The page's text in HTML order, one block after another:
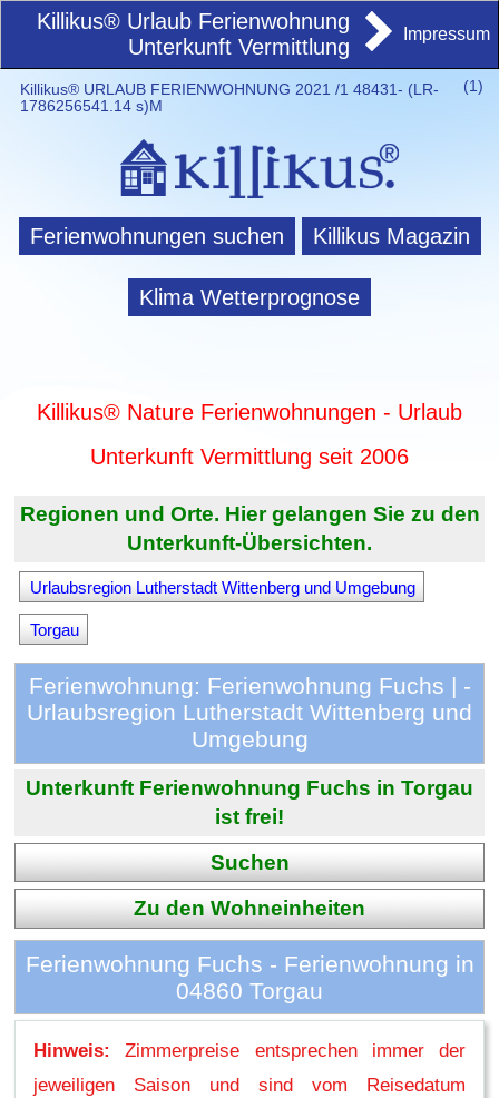
Killikus® Urlaub Ferienwohnung
Unterkunft Vermittlung
Impressum
(1)
Killikus® URLAUB FERIENWOHNUNG 2021 /1 48431- (LR-
1786256541.14 s)M
Ferienwohnungen suchen Killikus Magazin
Klima Wetterprognose
Killikus® Nature Ferienwohnungen - Urlaub
Unterkunft Vermittlung seit 2006
Regionen und Orte. Hier gelangen Sie zu den
Unterkunft-Übersichten.
Urlaubsregion Lutherstadt Wittenberg und Umgebung
Torgau
Ferienwohnung: Ferienwohnung Fuchs | -
Urlaubsregion Lutherstadt Wittenberg und
Umgebung
Unterkunft Ferienwohnung Fuchs in Torgau
ist frei!
Suchen
Zu den Wohneinheiten
Ferienwohnung Fuchs - Ferienwohnung in
04860 Torgau
Hinweis:
Zimmerpreise entsprechen immer der
jeweiligen Saison und sind vom Reisedatum